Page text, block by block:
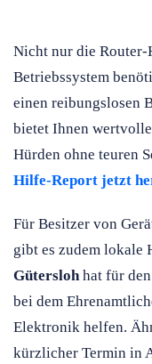
Nicht nur die Router-
Betriebssystem
einen reibungslosen
bietet Ihnen
Hürden ohne teuren
Hilfe-Report jetzt
Für Besitzer von
gibt es zudem lokale
Güterslohhat für den
bei dem
Elektronik helfen.
kürzlicher Termin in